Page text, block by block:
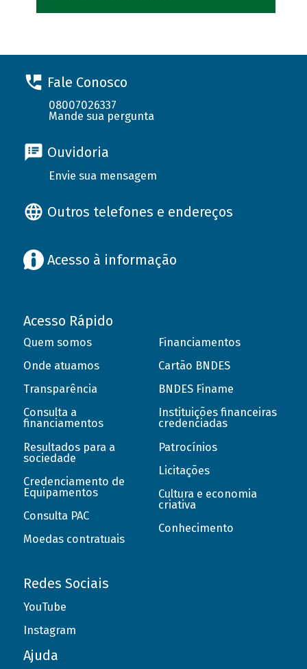
Fale Conosco
08007026337
Mande sua pergunta
Ouvidoria
Envie sua mensagem
Outros telefones e endereços
Acesso à informação
Acesso Rápido
Quem somos
Onde atuamos
Transparência
Consulta a
financiamentos
Resultados para a
sociedade
Credenciamento de
Equipamentos
Consulta PAC
Moedas contratuais
Financiamentos
Cartão BNDES
BNDES Finame
Instituições financeiras
credenciadas
Patrocínios
Licitações
Cultura e economia
criativa
Conhecimento
Redes Sociais
YouTube
Instagram
Ajuda